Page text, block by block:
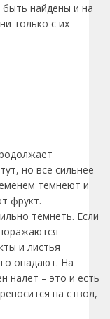
найдены и на
только с их
но все сильнее
темнеют и
фрукт.
темнеть. Если
и листья
опадают. На
налет – это и есть
на ствол,